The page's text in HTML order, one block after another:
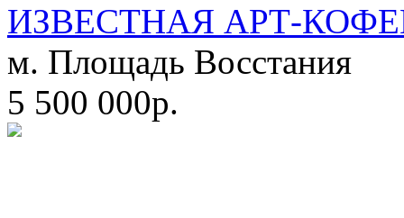
ИЗВЕСТНАЯ АРТ-
м. Площадь Восстания
5 500 000р.